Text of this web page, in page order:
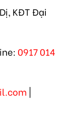
KĐT Đại
0917 014
|